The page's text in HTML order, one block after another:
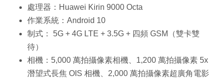
處理器：Huawei Kirin 9000 Octa
作業系統：Android 10
制式： 5G + 4G LTE + 3.5G + 四頻 GSM（雙卡雙
待）
相機：5,000 萬拍攝像素相機、1,200 萬拍攝像素 5x
潛望式長焦 OIS 相機、2,000 萬拍攝像素超廣角電影